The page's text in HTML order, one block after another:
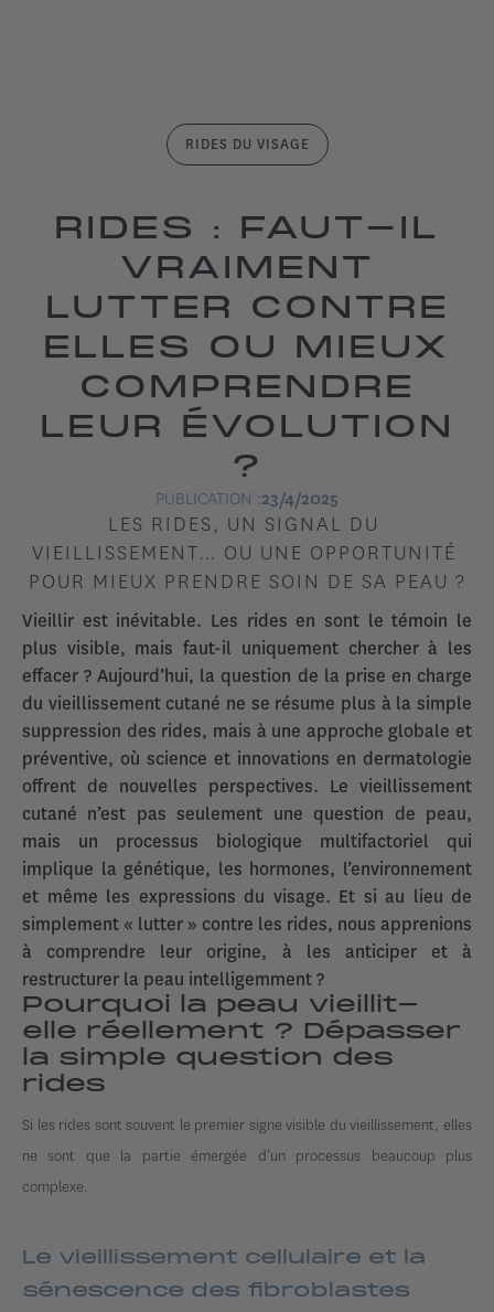
RIDES DU VISAGE
RIDES : FAUT-IL
VRAIMENT
LUTTER CONTRE
ELLES OU MIEUX
COMPRENDRE
LEUR ÉVOLUTION
?
PUBLICATION :23/4/2025
LES RIDES, UN SIGNAL DU
VIEILLISSEMENT… OU UNE OPPORTUNITÉ
POUR MIEUX PRENDRE SOIN DE SA PEAU ?
Vieillir est inévitable. Les rides en sont le témoin le
plus visible, mais faut-il uniquement chercher à les
effacer ? Aujourd’hui, la question de la prise en charge
du vieillissement cutané ne se résume plus à la simple
suppression des rides, mais à une approche globale et
préventive, où science et innovations en dermatologie
offrent de nouvelles perspectives. Le vieillissement
cutané n’est pas seulement une question de peau,
mais un processus biologique multifactoriel qui
implique la génétique, les hormones, l’environnement
et même les expressions du visage. Et si au lieu de
simplement « lutter » contre les rides, nous apprenions
à comprendre leur origine, à les anticiper et à
restructurer la peau intelligemment ?
Pourquoi la peau vieillit-
elle réellement ? Dépasser
la simple question des
rides
Si les rides sont souvent le premier signe visible du vieillissement, elles
ne sont que la partie émergée d’un processus beaucoup plus
complexe.
Le vieillissement cellulaire et la
sénescence des fibroblastes